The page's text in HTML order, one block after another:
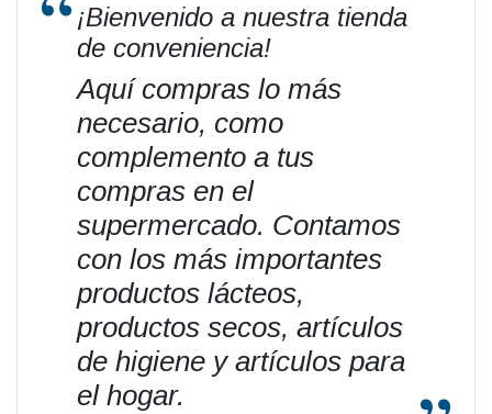
¡Bienvenido a nuestra tienda
de conveniencia!
Aquí compras lo más
necesario, como
complemento a tus
compras en el
supermercado. Contamos
con los más importantes
productos lácteos,
productos secos, artículos
de higiene y artículos para
el hogar.